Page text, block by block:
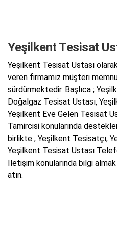
Yeşilkent Tesisat
Yeşilkent Tesisat Ustası
veren firmamız müşteri
sürdürmektedir. Başlıca ;
Doğalgaz Tesisat Ustası,
Yeşilkent Eve Gelen Tesisat
Tamircisi konularında
birlikte ; Yeşilkent Tesisatçı,
Yeşilkent Tesisat Ustası
İletişim konularında bilgi
atın.